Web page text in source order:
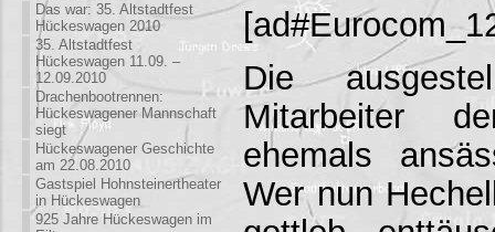
Das war: 35. Altstadtfest
Hückeswagen 2010
35. Altstadtfest
Hückeswagen 11.09. –
12.09.2010
Drachenbootrennen:
Hückeswagener Mannschaft
siegt
Hückeswagener Geschichte
am 22.08.2010
Gastspiel Hohnsteinertheater
in Hückeswagen
925 Jahre Hückeswagen im
Die
Mitarbeiter
ehemals
Wer nun